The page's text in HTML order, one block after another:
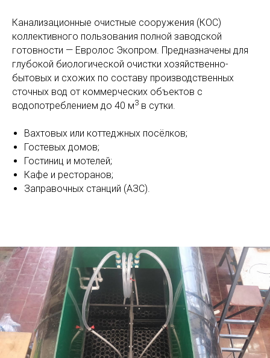
Канализационные очистные сооружения (КОС)
коллективного пользования полной заводской
готовности — Евролос Экопром. Предназначены для
глубокой биологической очистки хозяйственно-
бытовых и схожих по составу производственных
сточных вод от коммерческих объектов с
водопотреблением до 40 м3 в сутки.
Вахтовых или коттеджных посёлков;
Гостевых домов;
Гостиниц и мотелей;
Кафе и ресторанов;
Заправочных станций (АЗС).